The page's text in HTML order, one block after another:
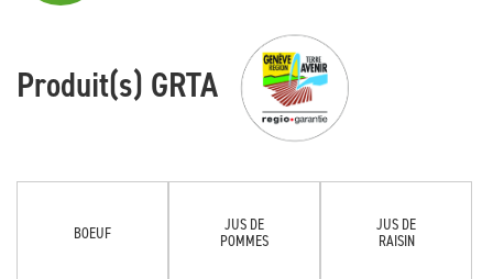
Produit(s) GRTA
BOEUF
JUS DE
POMMES
JUS DE
RAISIN